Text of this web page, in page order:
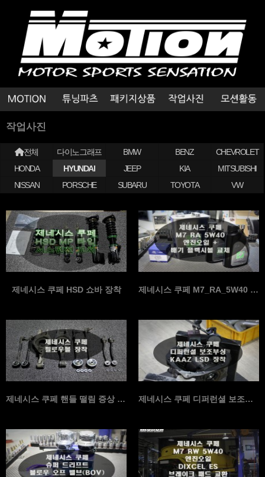
작업사진
전체 다이노그래프 BMW BENZ
CHEVROLET
HONDA
HYUNDAI JEEP KIA
MITSUBISHI
NISSAN
PORSCHE SUBARU TOYOTA VW
제네시스 쿠페 HSD 쇼바 장착 제네시스 쿠페 M7_RA_5W40 교체 + 배기 플렉시…
제네시스 쿠페 핸들 떨림 증상 해결 + 필로우볼 베어링… 제네시스 쿠페 디퍼런셜 보조부싱 + 카즈 LSD 장착